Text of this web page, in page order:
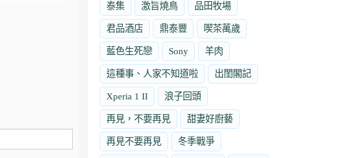
泰集 激旨燒鳥 品田牧場
君品酒店 鼎泰豐 喫茶萬歲
藍色生死戀 Sony 羊肉
這種事、人家不知道啦 出閨閣記
Xperia 1 II 浪子回頭
再見，不要再見 甜妻好廚藝
再見不要再見 冬季戰爭